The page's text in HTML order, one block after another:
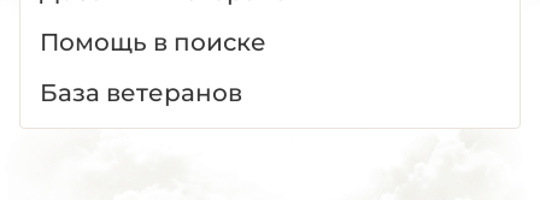
Помощь в поиске
База ветеранов